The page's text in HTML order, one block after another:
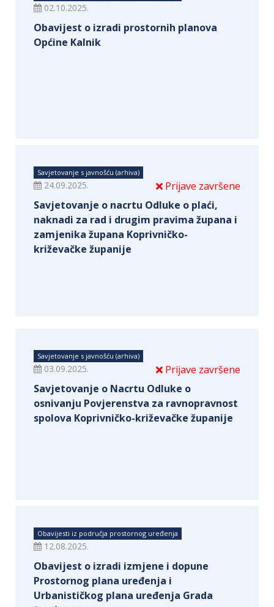
02.10.2025.
Obavijest o izradi prostornih planova
Općine Kalnik
Savjetovanje s javnošću (arhiva)
Prijave završene
24.09.2025.
Savjetovanje o nacrtu Odluke o plaći,
naknadi za rad i drugim pravima župana i
zamjenika župana Koprivničko-
križevačke županije
Savjetovanje s javnošću (arhiva)
Prijave završene
03.09.2025.
Savjetovanje o Nacrtu Odluke o
osnivanju Povjerenstva za ravnopravnost
spolova Koprivničko-križevačke županije
Obavijesti iz područja prostornog uređenja
12.08.2025.
Obavijest o izradi izmjene i dopune
Prostornog plana uređenja i
Urbanističkog plana uređenja Grada